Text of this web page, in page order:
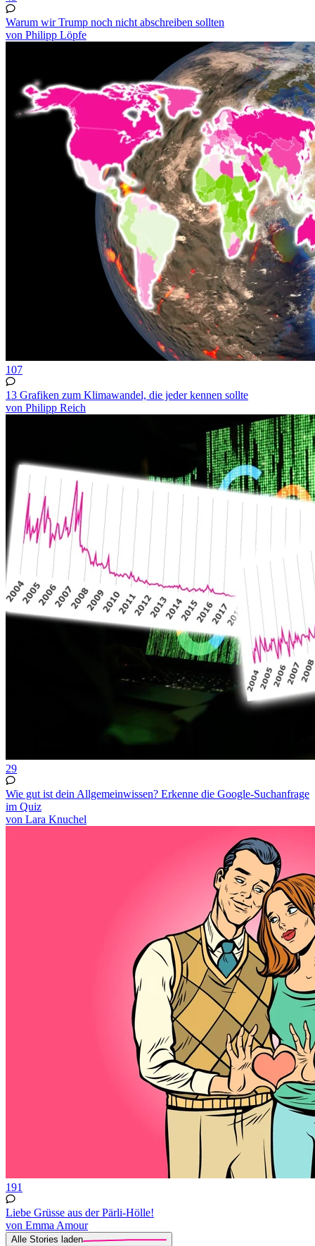
Warum wir Trump noch nicht abschreiben sollten
von Philipp Löpfe
107
13 Grafiken zum Klimawandel, die jeder kennen sollte
von Philipp Reich
29
Wie gut ist dein Allgemeinwissen? Erkenne die Google-Suchanfrage
im Quiz
von Lara Knuchel
191
Liebe Grüsse aus der Pärli-Hölle!
von Emma Amour
Alle Stories laden